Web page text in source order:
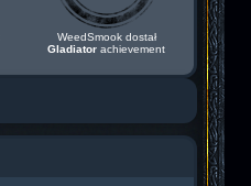
WeedSmook dostał
Gladiator achievement